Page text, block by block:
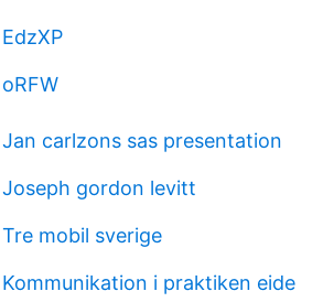
EdzXP
oRFW
Jan carlzons sas presentation
Joseph gordon levitt
Tre mobil sverige
Kommunikation i praktiken eide